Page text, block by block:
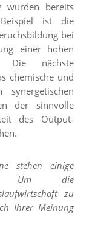
wurden bereits
ist die
bei
einer hohen
Die nächste
chemische und
der sinnvolle
des Output-
stehen einige
an. Um die
zu
Ihrer Meinung